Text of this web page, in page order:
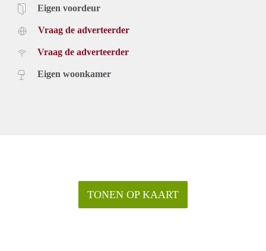
Eigen voordeur
Vraag de adverteerder
Vraag de adverteerder
Eigen woonkamer
TONEN OP KAART